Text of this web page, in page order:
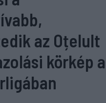
az Oțelult
körkép a